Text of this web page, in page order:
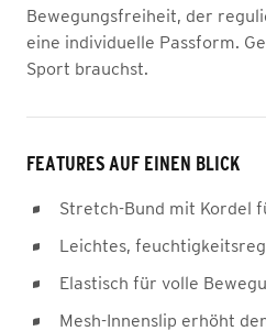
Bewegungsfreiheit, der
eine individuelle Passform.
Sport brauchst.
FEATURES AUF EINEN BLICK
Stretch-Bund mit Kordel
Leichtes,
Elastisch für volle
Mesh-Innenslip erhöht